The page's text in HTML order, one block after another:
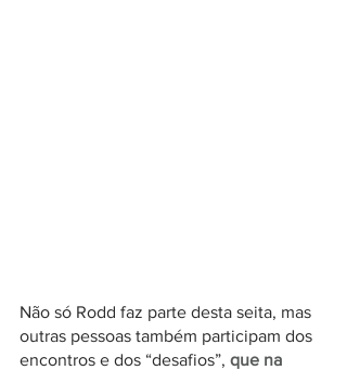
Não só Rodd faz parte desta seita, mas
outras pessoas também participam dos
encontros e dos “desafios”, que na